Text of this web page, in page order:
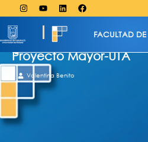
FACULTAD
Proyecto Mayor-UTA
Valentina Benito